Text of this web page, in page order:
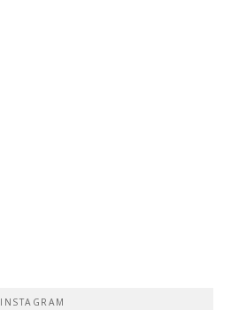
INSTAGRAM